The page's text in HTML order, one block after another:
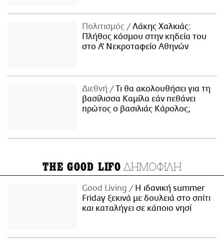
Πολιτισμός
Λάκης Χαλκιάς:
Πλήθος κόσμου στην κηδεία του
στο Α' Νεκροταφείο Αθηνών
Διεθνή
Τι θα ακολουθήσει για τη
βασίλισσα Καμίλα εάν πεθάνει
πρώτος ο βασιλιάς Κάρολος;
THE GOOD LIFO ΔΗΜΟΦΙΛΗ
Good Living
Η ιδανική summer
Friday ξεκινά με δουλειά στο σπίτι
και καταλήγει σε κάποιο νησί